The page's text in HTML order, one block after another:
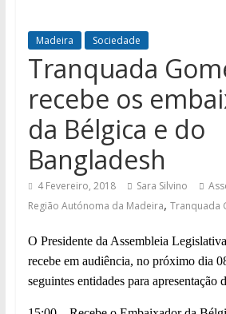
Madeira Sociedade
Tranquada
recebe os
da Bélgica e do
Bangladesh
4 Fevereiro, 2018 Sara Silvino
Região Autónoma da Madeira, Tranquada
O Presidente da Assembleia
recebe em audiência, no próximo dia
seguintes entidades para apresentação